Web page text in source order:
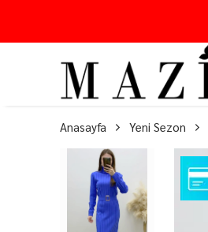
Anasayfa Yeni Sezon